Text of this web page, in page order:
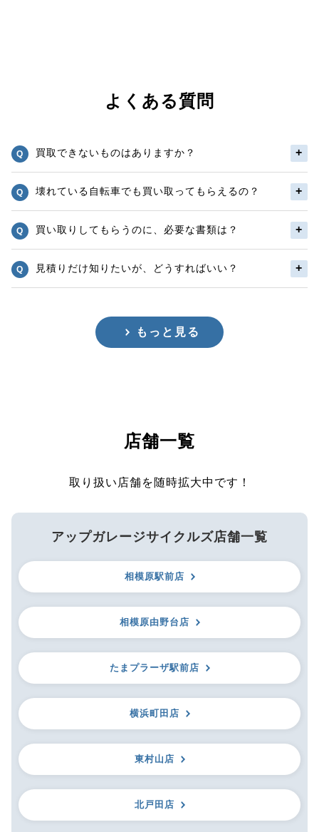
よくある質問
買取できないものはありますか？
壊れている自転車でも買い取ってもらえるの？
買い取りしてもらうのに、必要な書類は？
見積りだけ知りたいが、どうすればいい？
もっと見る
店舗一覧
取り扱い店舗を随時拡大中です！
アップガレージサイクルズ店舗一覧
相模原駅前店
相模原由野台店
たまプラーザ駅前店
横浜町田店
東村山店
北戸田店